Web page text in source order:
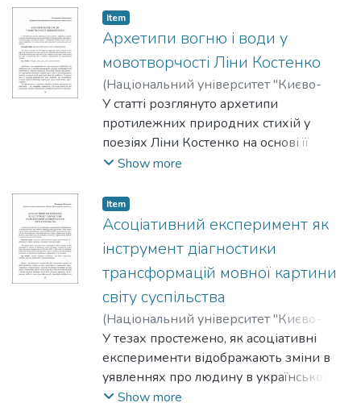
completely.
польську мови, зокрема труднощі
збереження семантики, стилістики та
прагматики в перекладі.
Item
Архетипи вогню і води у
мовотворчості Ліни Костенко
(Національний університет "Києво-
Могилянська академія",2025
Антоненко, Єлизавета
У статті розглянуто архетипи
протилежних природних стихій у
поезіях Ліни Костенко на основі її
збірок "Триста поезій". Дослідження
творчості поетеси несе в собі не лише
природний, а й символічний,
філософський і психологічний контекст.
Show more
Item
Асоціативний експеримент як
інструмент діагностики
трансформацій мовної картини
світу суспільства
(Національний університет "Києво-
Могилянська академія",2025)Близнюк,
Катерина
У тезах простежено, як асоціативні
експерименти відображають зміни в
уявленнях про людину в українському
суспільстві. Через порівняння даних
Show more